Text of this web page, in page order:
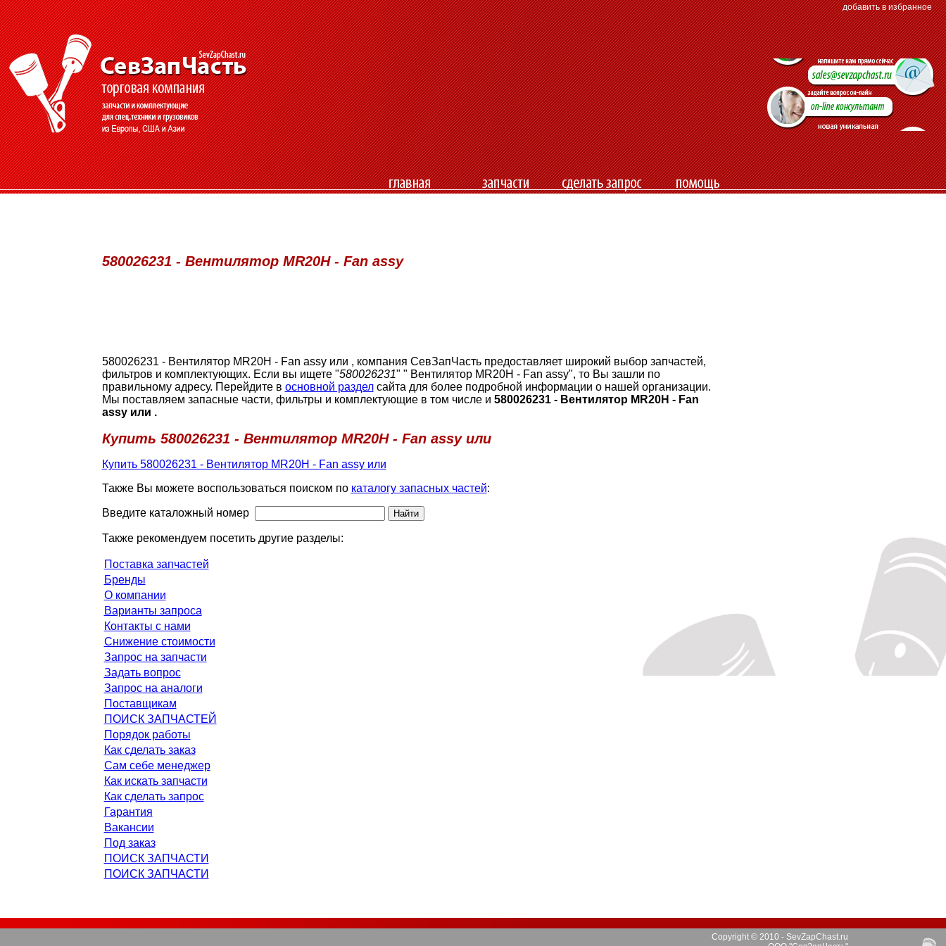
добавить в избранное
580026231 - Вентилятор МR20Н - Fan assy
580026231 - Вентилятор МR20Н - Fan assy или , компания СевЗапЧасть предоставляет широкий выбор запчастей,
фильтров и комплектующих. Если вы ищете "580026231" " Вентилятор МR20Н - Fan assy", то Вы зашли по
правильному адресу. Перейдите в основной разделсайта для более подробной информации о нашей организации.
Мы поставляем запасные части, фильтры и комплектующие в том числе и 580026231 - Вентилятор МR20Н - Fan
assy или .
Купить 580026231 - Вентилятор МR20Н - Fan assy или
Купить 580026231 - Вентилятор МR20Н - Fan assy или
Также Вы можете воспользоваться поиском по каталогу запасных частей:
Введите каталожный номер
Также рекомендуем посетить другие разделы:
Поставка запчастей
Бренды
О компании
Варианты запроса
Контакты с нами
Снижение стоимости
Запрос на запчасти
Задать вопрос
Запрос на аналоги
Поставщикам
ПОИСК ЗАПЧАСТЕЙ
Порядок работы
Как сделать заказ
Сам себе менеджер
Как искать запчасти
Как сделать запрос
Гарантия
Вакансии
Под заказ
ПОИСК ЗАПЧАСТИ
ПОИСК ЗАПЧАСТИ
Copyright © 2010 - SevZapChast.ru